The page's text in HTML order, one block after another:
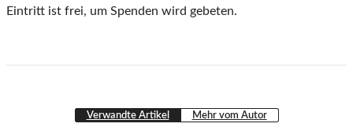
Eintritt ist frei, um Spenden wird gebeten.
Verwandte Artikel Mehr vom Autor